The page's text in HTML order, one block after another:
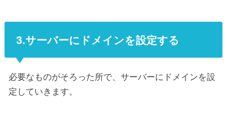
3.サーバーにドメインを設定する
必要なものがそろった所で、サーバーにドメインを設
定していきます。